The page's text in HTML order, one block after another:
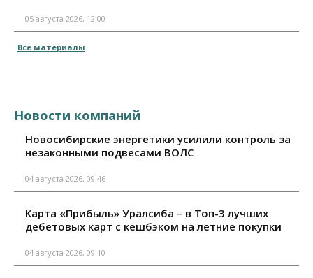
05 августа 2026, 12:00
Все материалы
Новости компаний
Новосибирские энергетики усилили контроль за
незаконными подвесами ВОЛС
04 августа 2026, 09:46
Карта «Прибыль» Уралсиба – в Топ-3 лучших
дебетовых карт с кешбэком на летние покупки
04 августа 2026, 09:10